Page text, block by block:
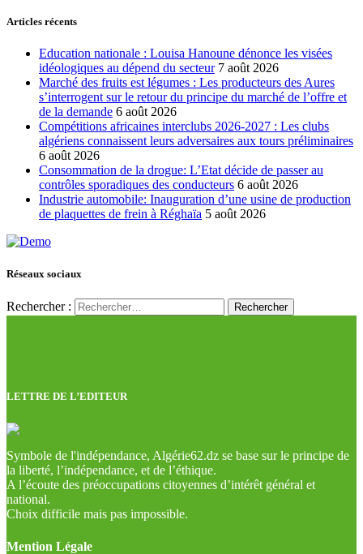
Articles récents
Education nationale : Louisa Hanoune dénonce les visées
idéologiques au dépend du secteur 7 août 2026
Marché des fruits est légumes : Les producteurs des Aures
s’interrogent sur le retour du principe du marché de l’offre et
de la demande 6 août 2026
Compétitions africaines interclubs 2026-2027 : Les clubs
algériens connaissent leurs adversaires aux tours préliminaires
6 août 2026
Consommation de la drogue: L’Etat décide de passer au
contrôles sporadiques des conducteurs 6 août 2026
Industrie automobile: Inauguration d’une usine de production
de plaquettes de frein à Réghaïa 5 août 2026
Réseaux sociaux
Rechercher :
LETTRE DE L’EDITEUR
Symbole de l'indépendance, Algérie62.dz se base sur le principe de
la liberté, l’indépendance, et de l’éthique.
A l’écoute des préoccupations citoyennes d’intérêt général et
national.
Choix difficile mais pas impossible.
Mention Légale